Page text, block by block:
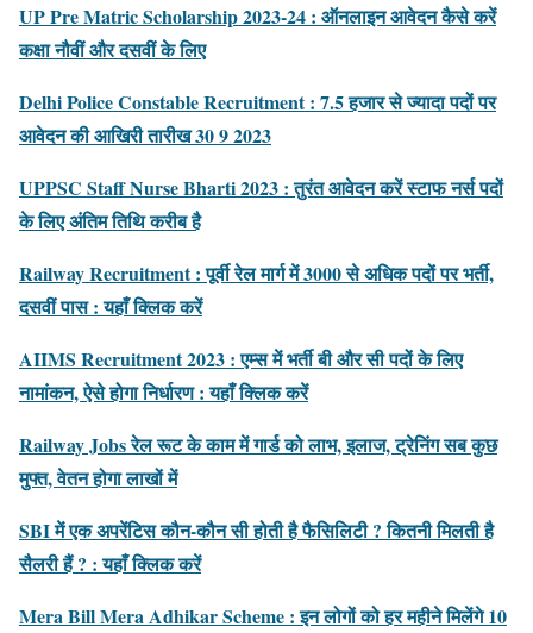
UP Pre Matric Scholarship 2023-24 : ऑनलाइन आवेदन कैसे करें
कक्षा नौवीं और दसवीं के लिए
Delhi Police Constable Recruitment : 7.5 हजार से ज्यादा पदों पर
आवेदन की आखिरी तारीख 30 9 2023
UPPSC Staff Nurse Bharti 2023 : तुरंत आवेदन करें स्टाफ नर्स पदों
के लिए अंतिम तिथि करीब है
Railway Recruitment : पूर्वी रेल मार्ग में 3000 से अधिक पदों पर भर्ती,
दसवीं पास : यहाँ क्लिक करें
AIIMS Recruitment 2023 : एम्स में भर्ती बी और सी पदों के लिए
नामांकन, ऐसे होगा निर्धारण : यहाँ क्लिक करें
Railway Jobs रेल रूट के काम में गार्ड को लाभ, इलाज, ट्रेनिंग सब कुछ
मुफ्त, वेतन होगा लाखों में
SBI में एक अपरेंटिस कौन-कौन सी होती है फैसिलिटी ? कितनी मिलती है
सैलरी हैं ? : यहाँ क्लिक करें
Mera Bill Mera Adhikar Scheme : इन लोगों को हर महीने मिलेंगे 10